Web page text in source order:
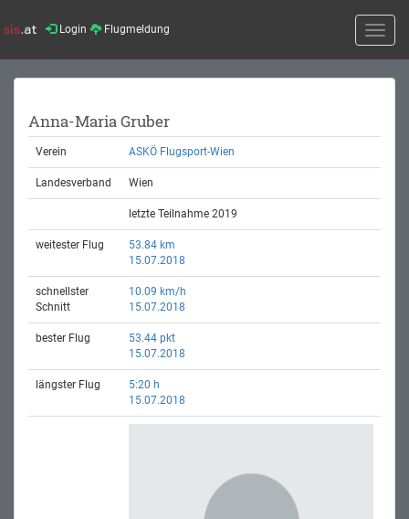
Login Flugmeldung
Toggle
Anna-Maria Gruber
Verein ASKÖ Flugsport-Wien
Landesverband Wien
letzte Teilnahme 2019
weitester Flug
53.84 km
15.07.2018
schnellster
Schnitt
10.09 km/h
15.07.2018
bester Flug
53.44 pkt
15.07.2018
längster Flug
5:20 h
15.07.2018